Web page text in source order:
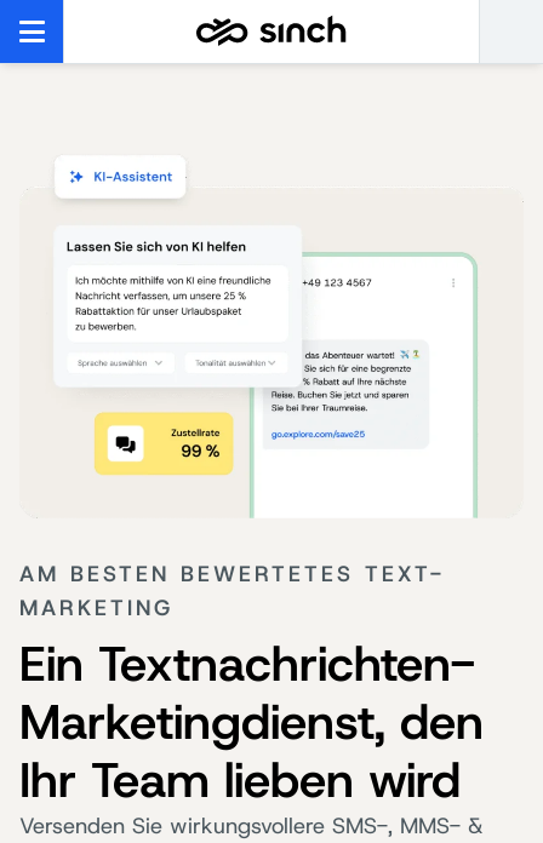
AM BESTEN BEWERTETES TEXT-
MARKETING
Ein Textnachrichten-
Marketingdienst, den
Ihr Team lieben wird
Versenden Sie wirkungsvollere SMS-, MMS- &